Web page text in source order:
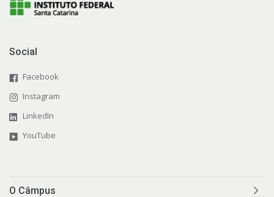
Representação Estudantil
Social
Facebook
Instagram
LinkedIn
YouTube
O Câmpus